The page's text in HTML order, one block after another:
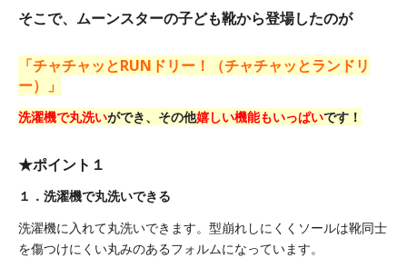
そこで、ムーンスターの子ども靴から登場したのが
「チャチャッとRUNドリー！（チャチャッとランドリ
ー）」
洗濯機で丸洗いができ、その他嬉しい機能もいっぱいです！
★ポイント１
１．洗濯機で丸洗いできる
洗濯機に入れて丸洗いできます。型崩れしにくくソールは靴同士
を傷つけにくい丸みのあるフォルムになっています。